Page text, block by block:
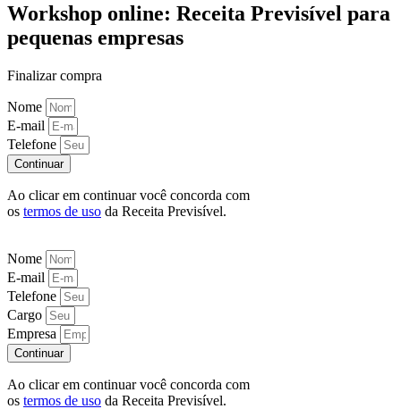
Workshop online: Receita Previsível para
pequenas empresas
Finalizar compra
Nome
E-mail
Telefone
Continuar
Ao clicar em continuar você concorda com
os termos de uso da Receita Previsível.
Nome
E-mail
Telefone
Cargo
Empresa
Continuar
Ao clicar em continuar você concorda com
os termos de uso da Receita Previsível.